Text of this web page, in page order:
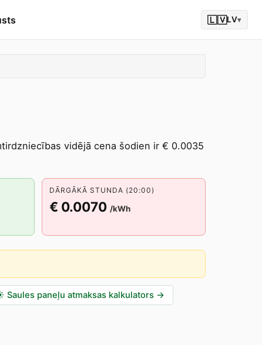
🇱🇻LV▾
vidējā cena šodien ir € 0.0035
DĀRGĀKĀ STUNDA (20:00)
€ 0.0070 /kWh
Saules paneļu atmaksas kalkulators →